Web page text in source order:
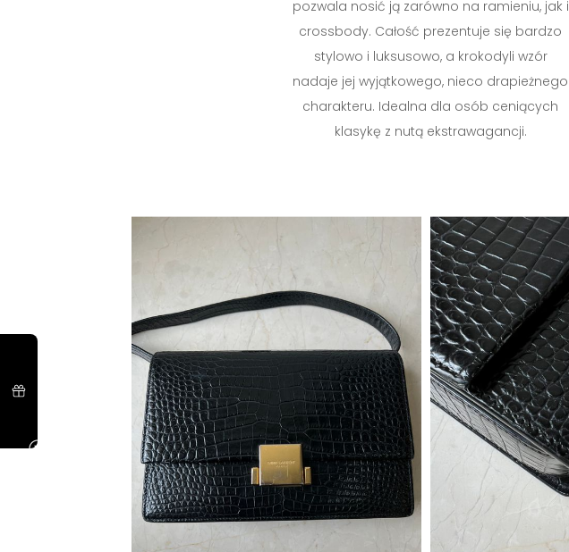
pozwala nosić ją zarówno na ramieniu, jak i
crossbody. Całość prezentuje się bardzo
stylowo i luksusowo, a krokodyli wzór
nadaje jej wyjątkowego, nieco drapieżnego
charakteru. Idealna dla osób ceniących
klasykę z nutą ekstrawagancji.